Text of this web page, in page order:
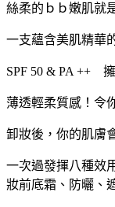
絲柔的ｂｂ嫩肌就
一支蘊含美肌精華
SPF 50 & PA ++
薄透輕柔質感！令
卸妝後，你的肌膚
一次過發揮八種效
妝前底霜、防曬、